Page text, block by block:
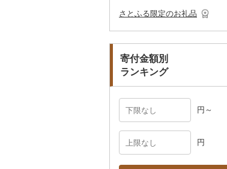
その他食器
ペット用品
その他雑貨
その他アクセサリー
マフラー・手袋
さとふる限定のお礼品
寄付金額別
ランキング
円～
円